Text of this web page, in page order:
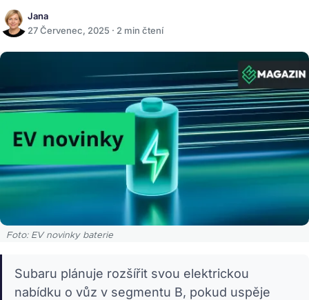
Jana
27 Červenec, 2025 · 2 min čtení
Foto: EV novinky baterie
Subaru plánuje rozšířit svou elektrickou
nabídku o vůz v segmentu B, pokud uspěje